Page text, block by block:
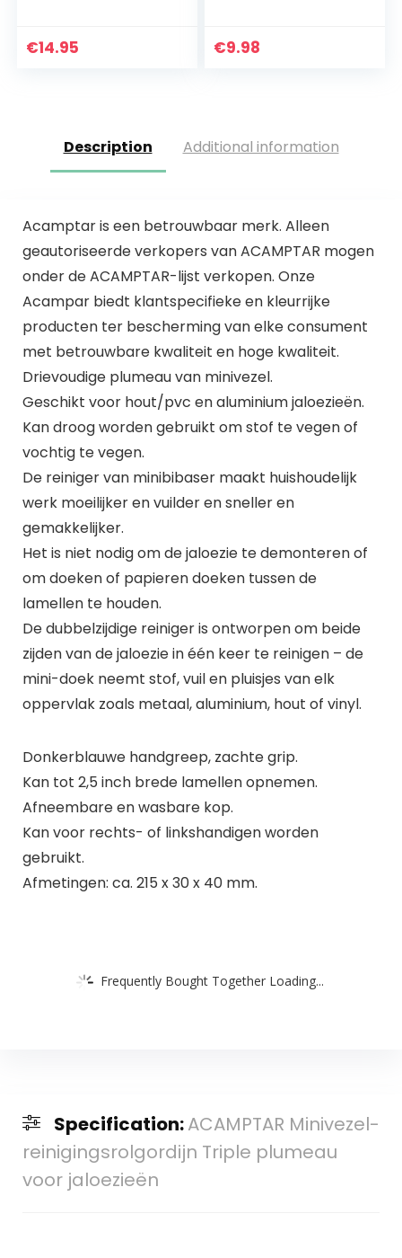
2021 I stofdoek
€14.95
Haar Vast Dan Een
€9.98
Description Additional information
Acamptar is een betrouwbaar merk. Alleen
geautoriseerde verkopers van ACAMPTAR mogen
onder de ACAMPTAR-lijst verkopen. Onze
Acampar biedt klantspecifieke en kleurrijke
producten ter bescherming van elke consument
met betrouwbare kwaliteit en hoge kwaliteit.
Drievoudige plumeau van minivezel.
Geschikt voor hout/pvc en aluminium jaloezieën.
Kan droog worden gebruikt om stof te vegen of
vochtig te vegen.
De reiniger van minibibaser maakt huishoudelijk
werk moeilijker en vuilder en sneller en
gemakkelijker.
Het is niet nodig om de jaloezie te demonteren of
om doeken of papieren doeken tussen de
lamellen te houden.
De dubbelzijdige reiniger is ontworpen om beide
zijden van de jaloezie in één keer te reinigen – de
mini-doek neemt stof, vuil en pluisjes van elk
oppervlak zoals metaal, aluminium, hout of vinyl.
Donkerblauwe handgreep, zachte grip.
Kan tot 2,5 inch brede lamellen opnemen.
Afneembare en wasbare kop.
Kan voor rechts- of linkshandigen worden
gebruikt.
Afmetingen: ca. 215 x 30 x 40 mm.
Frequently Bought Together Loading...
Specification:ACAMPTAR Minivezel-
reinigingsrolgordijn Triple plumeau
voor jaloezieën